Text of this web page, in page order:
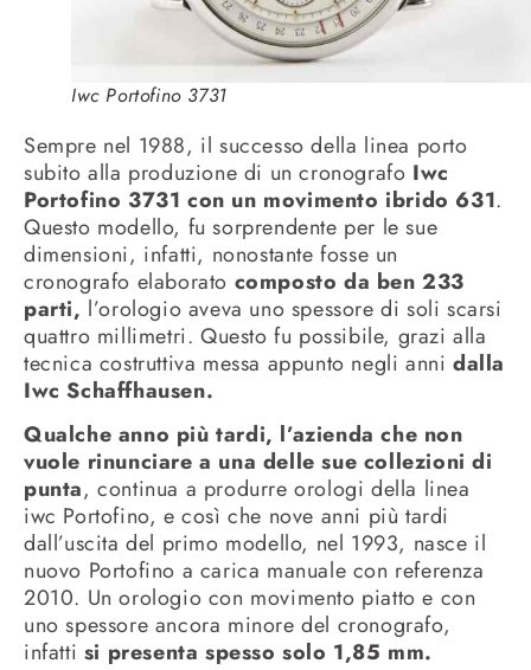
Iwc Portofino 3731
Sempre nel 1988, il successo della linea porto
subito alla produzione di un cronografo Iwc
Portofino 3731 con un movimento ibrido 631.
Questo modello, fu sorprendente per le sue
dimensioni, infatti, nonostante fosse un
cronografo elaborato composto da ben 233
parti, l’orologio aveva uno spessore di soli scarsi
quattro millimetri. Questo fu possibile, grazi alla
tecnica costruttiva messa appunto negli annidalla
Iwc Schaffhausen.
Qualche anno più tardi, l’azienda che non
vuole rinunciare a una delle sue collezioni di
punta, continua a produrre orologi della linea
iwc Portofino, e così che nove anni più tardi
dall’uscita del primo modello, nel 1993, nasce il
nuovo Portofino a carica manuale con referenza
2010. Un orologio con movimento piatto e con
uno spessore ancora minore del cronografo,
infatti si presenta spesso solo 1,85 mm.